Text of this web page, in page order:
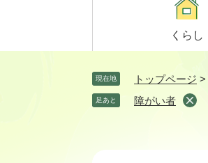
て
くらし
現在地 トップページ >
足あと 障がい者